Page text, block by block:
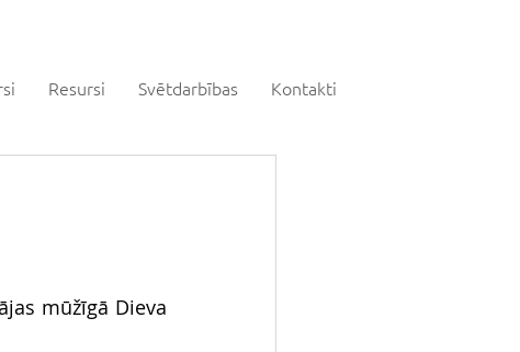
Resursi Svētdarbības Kontakti
mūžīgā Dieva